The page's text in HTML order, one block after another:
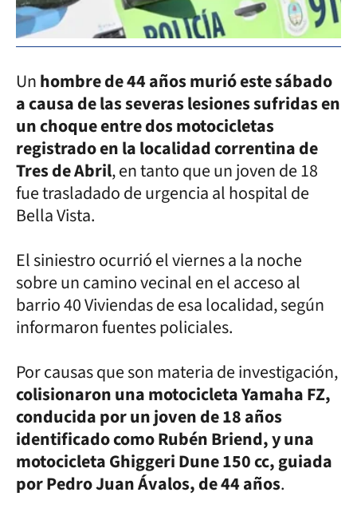
Unhombre de 44 años murió este sábado
a causa de las severas lesiones sufridas en
un choque entre dos motocicletas
registrado en la localidad correntina de
Tres de Abril, en tanto que un joven de 18
fue trasladado de urgencia al hospital de
Bella Vista.
El siniestro ocurrió el viernes a la noche
sobre un camino vecinal en el acceso al
barrio 40 Viviendas de esa localidad, según
informaron fuentes policiales.
Por causas que son materia de investigación,
colisionaron una motocicleta Yamaha FZ,
conducida por un joven de 18 años
identificado como Rubén Briend, y una
motocicleta Ghiggeri Dune 150 cc, guiada
por Pedro Juan Ávalos, de 44 años.